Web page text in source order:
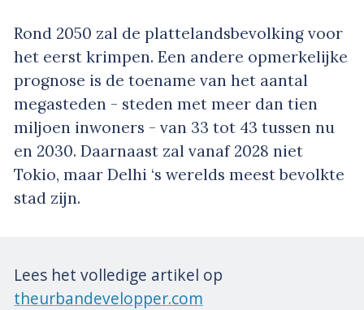
Rond 2050 zal de plattelandsbevolking voor
het eerst krimpen. Een andere opmerkelijke
prognose is de toename van het aantal
megasteden - steden met meer dan tien
miljoen inwoners - van 33 tot 43 tussen nu
en 2030. Daarnaast zal vanaf 2028 niet
Tokio, maar Delhi ‘s werelds meest bevolkte
stad zijn.
Lees het volledige artikel op
theurbandevelopper.com